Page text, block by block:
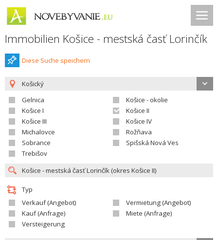
Immobilien Košice - mestská časť Lorinčík
Diese Suche speichern
Košický
Gelnica
Košice - okolie
Košice I
Košice II
Košice III
Košice IV
Michalovce
Rožňava
Sobrance
Spišská Nová Ves
Trebišov
Typ
Verkauf (Angebot)
Vermietung (Angebot)
Kauf (Anfrage)
Miete (Anfrage)
Versteigerung